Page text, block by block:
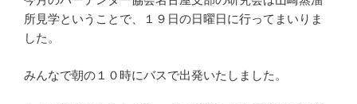
所見学ということで、１９日の日曜日に行ってまいりま
した。
みんなで朝の１０時にバスで出発いたしました。